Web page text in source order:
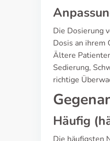
Die Dosierung
Dosis an ihrem
Ältere
Sedierung,
richtige
Häufig